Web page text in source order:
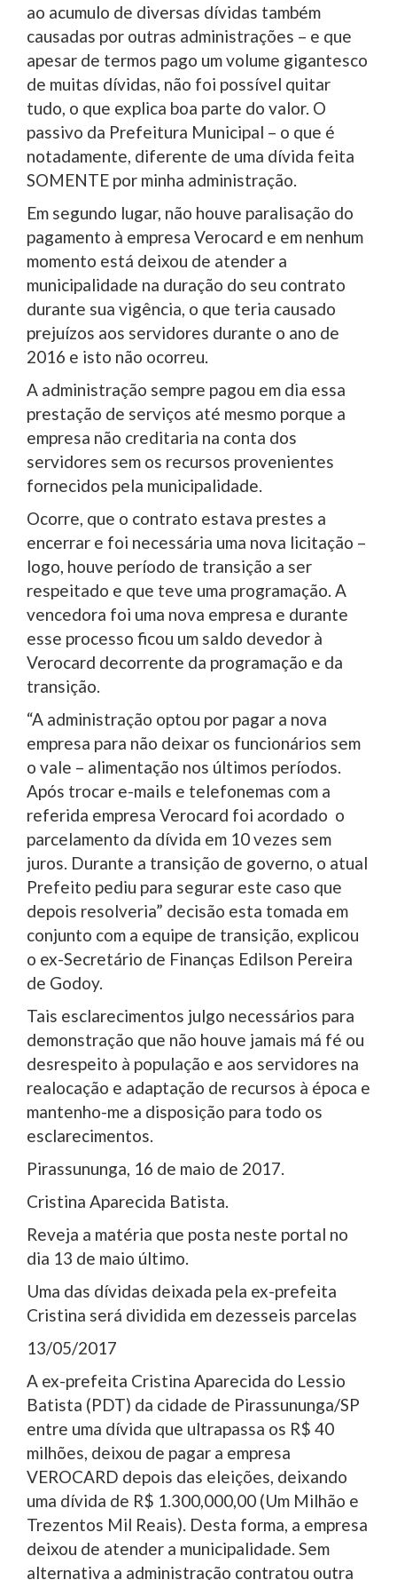
ao acumulo de diversas dívidas também
causadas por outras administrações – e que
apesar de termos pago um volume gigantesco
de muitas dívidas, não foi possível quitar
tudo, o que explica boa parte do valor. O
passivo da Prefeitura Municipal – o que é
notadamente, diferente de uma dívida feita
SOMENTE por minha administração.
Em segundo lugar, não houve paralisação do
pagamento à empresa Verocard e em nenhum
momento está deixou de atender a
municipalidade na duração do seu contrato
durante sua vigência, o que teria causado
prejuízos aos servidores durante o ano de
2016 e isto não ocorreu.
A administração sempre pagou em dia essa
prestação de serviços até mesmo porque a
empresa não creditaria na conta dos
servidores sem os recursos provenientes
fornecidos pela municipalidade.
Ocorre, que o contrato estava prestes a
encerrar e foi necessária uma nova licitação –
logo, houve período de transição a ser
respeitado e que teve uma programação. A
vencedora foi uma nova empresa e durante
esse processo ficou um saldo devedor à
Verocard decorrente da programação e da
transição.
“A administração optou por pagar a nova
empresa para não deixar os funcionários sem
o vale – alimentação nos últimos períodos.
Após trocar e-mails e telefonemas com a
referida empresa Verocard foi acordado o
parcelamento da dívida em 10 vezes sem
juros. Durante a transição de governo, o atual
Prefeito pediu para segurar este caso que
depois resolveria” decisão esta tomada em
conjunto com a equipe de transição, explicou
o ex-Secretário de Finanças Edilson Pereira
de Godoy.
Tais esclarecimentos julgo necessários para
demonstração que não houve jamais má fé ou
desrespeito à população e aos servidores na
realocação e adaptação de recursos à época e
mantenho-me a disposição para todo os
esclarecimentos.
Pirassununga, 16 de maio de 2017.
Cristina Aparecida Batista.
Reveja a matéria que posta neste portal no
dia 13 de maio último.
Uma das dívidas deixada pela ex-prefeita
Cristina será dividida em dezesseis parcelas
13/05/2017
A ex-prefeita Cristina Aparecida do Lessio
Batista (PDT) da cidade de Pirassununga/SP
entre uma dívida que ultrapassa os R$ 40
milhões, deixou de pagar a empresa
VEROCARD depois das eleições, deixando
uma dívida de R$ 1.300,000,00 (Um Milhão e
Trezentos Mil Reais). Desta forma, a empresa
deixou de atender a municipalidade. Sem
alternativa a administração contratou outra